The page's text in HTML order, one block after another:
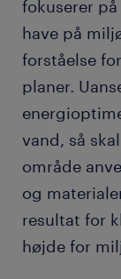
fokuserer
have på
forståelse
planer.
vand, så
område
og
resultat for
højde for